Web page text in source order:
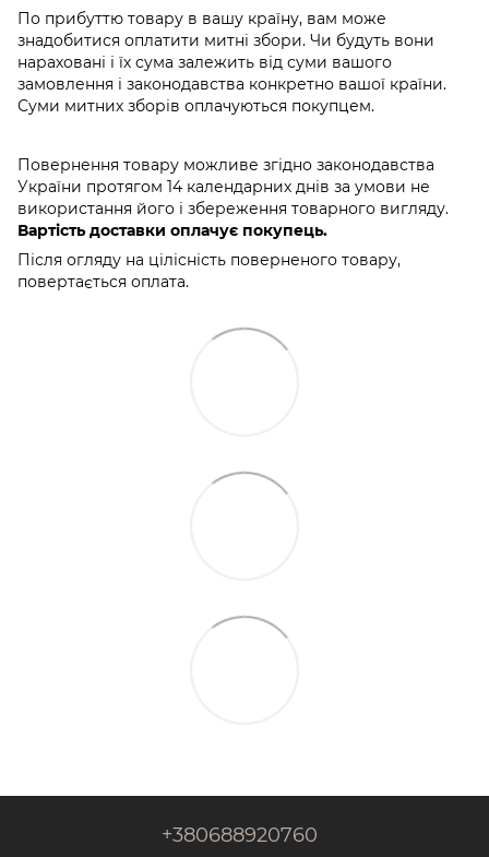
По прибуттю товару в вашу країну, вам може
знадобитися оплатити митні збори. Чи будуть вони
нараховані і їх сума залежить від суми вашого
замовлення і законодавства конкретно вашої країни.
Суми митних зборів оплачуються покупцем.
Повернення товару можливе згідно законодавства
України протягом 14 календарних днів за умови не
використання його і збереження товарного вигляду.
Вартість доставки оплачує покупець.
Після огляду на цілісність поверненого товару,
повертається оплата.
+380688920760